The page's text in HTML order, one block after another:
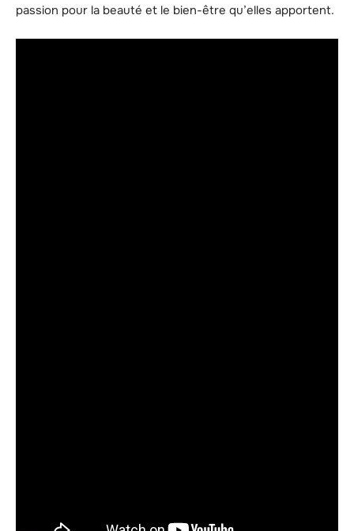
passion pour la beauté et le bien-être qu’elles apportent.